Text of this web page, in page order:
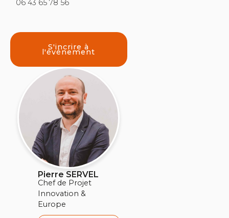
06 43 65 78 56
S'incrire à
l'événement
Pierre SERVEL
Chef de Projet
Innovation &
Europe